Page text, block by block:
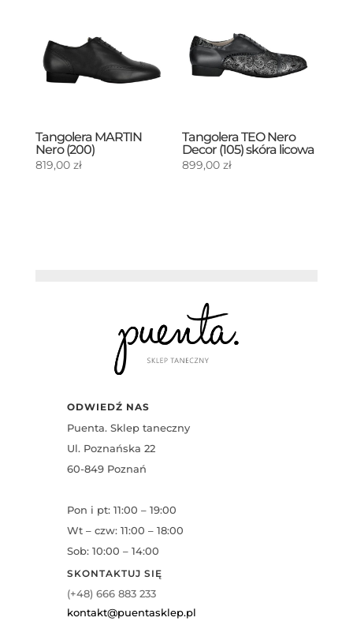
Tangolera MARTIN
Nero (200)
819,00 zł
Tangolera TEO Nero
Decor (105) skóra licowa
899,00zł
ODWIEDŹ NAS
Puenta. Sklep taneczny
Ul. Poznańska 22
60-849 Poznań
Pon i pt: 11:00 – 19:00
Wt – czw: 11:00 – 18:00
Sob: 10:00 – 14:00
SKONTAKTUJ SIĘ
(+48) 666 883 233
kontakt@puentasklep.pl